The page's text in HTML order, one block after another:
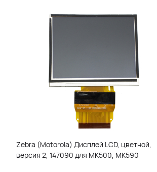
Zebra (Motorola) Дисплей LCD, цветной,
версия 2, 147090 для MK500, MK590